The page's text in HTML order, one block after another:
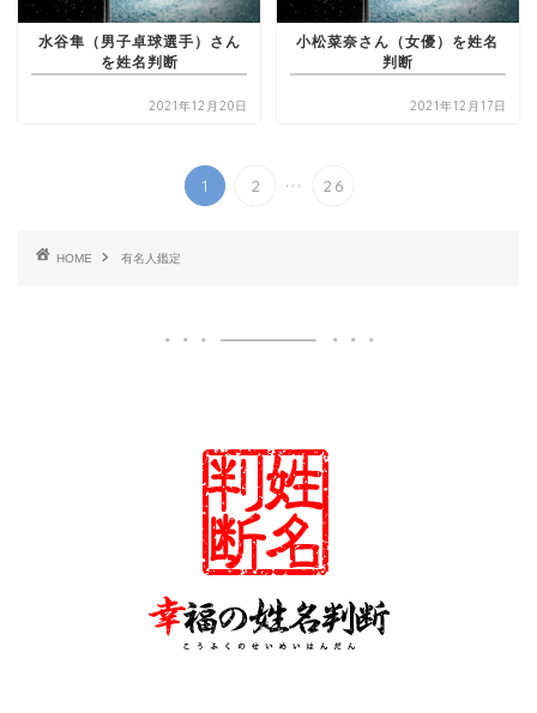
水谷隼（男子卓球選手）さん
を姓名判断
2021年12月20日
小松菜奈さん（女優）を姓名
判断
2021年12月17日
1 2 ... 26
HOME 有名人鑑定